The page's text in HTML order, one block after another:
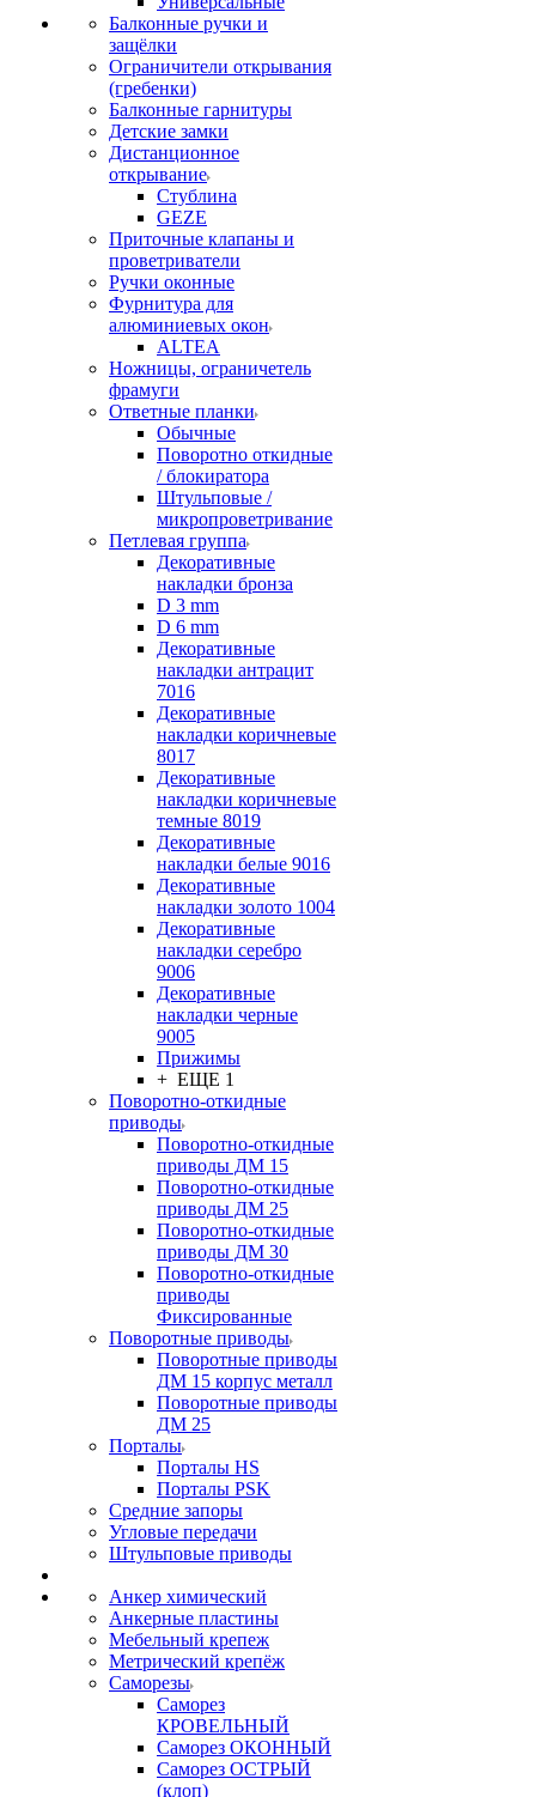
Балконные ручки и
защёлки
Ограничители открывания
(гребенки)
Балконные гарнитуры
Детские замки
Дистанционное
открывание
Стублина
GEZE
Приточные клапаны и
проветриватели
Ручки оконные
Фурнитура для
алюминиевых окон
ALTEA
Ножницы, ограничетель
фрамуги
Ответные планки
Обычные
Поворотно откидные
/ блокиратора
Штульповые /
микропроветривание
Петлевая группа
Декоративные
накладки бронза
D 3 mm
D 6 mm
Декоративные
накладки антрацит
7016
Декоративные
накладки коричневые
8017
Декоративные
накладки коричневые
темные 8019
Декоративные
накладки белые 9016
Декоративные
накладки золото 1004
Декоративные
накладки серебро
9006
Декоративные
накладки черные
9005
Прижимы
+ ЕЩЕ 1
Поворотно-откидные
приводы
Поворотно-откидные
приводы ДМ 15
Поворотно-откидные
приводы ДМ 25
Поворотно-откидные
приводы ДМ 30
Поворотно-откидные
приводы
Фиксированные
Поворотные приводы
Поворотные приводы
ДМ 15 корпус металл
Поворотные приводы
ДМ 25
Порталы
Порталы HS
Порталы PSK
Средние запоры
Угловые передачи
Штульповые приводы
Анкер химический
Анкерные пластины
Мебельный крепеж
Метрический крепёж
Саморезы
Саморез
КРОВЕЛЬНЫЙ
Саморез ОКОННЫЙ
Саморез ОСТРЫЙ
(клоп)